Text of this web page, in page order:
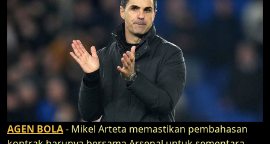
AGEN BOLA- Mikel Arteta memastikan pembahasan